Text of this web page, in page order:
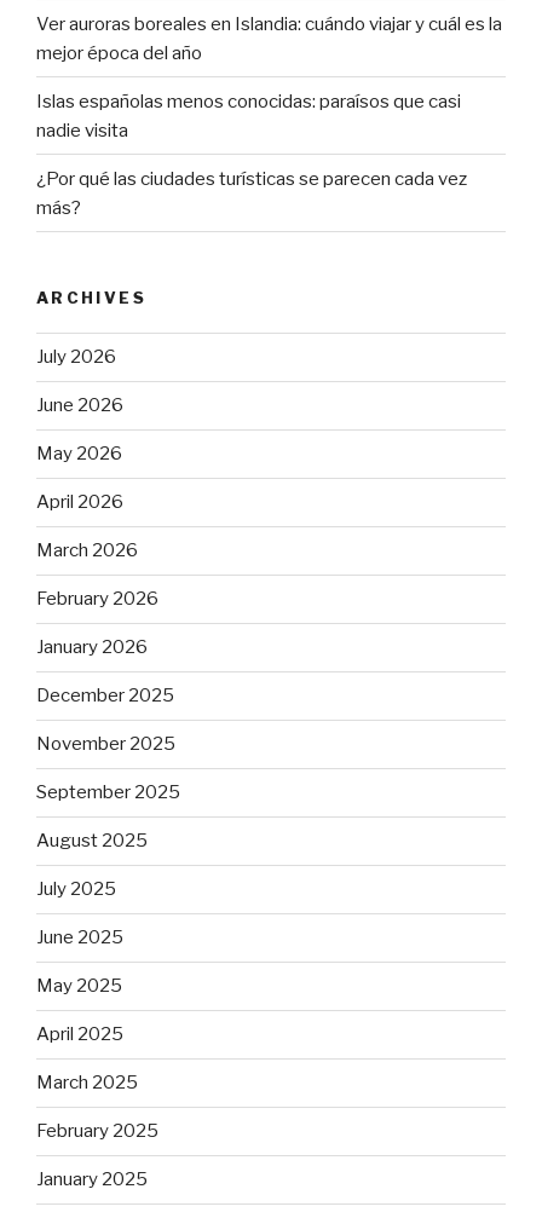
Ver auroras boreales en Islandia: cuándo viajar y cuál es la
mejor época del año
Islas españolas menos conocidas: paraísos que casi
nadie visita
¿Por qué las ciudades turísticas se parecen cada vez
más?
ARCHIVES
July 2026
June 2026
May 2026
April 2026
March 2026
February 2026
January 2026
December 2025
November 2025
September 2025
August 2025
July 2025
June 2025
May 2025
April 2025
March 2025
February 2025
January 2025